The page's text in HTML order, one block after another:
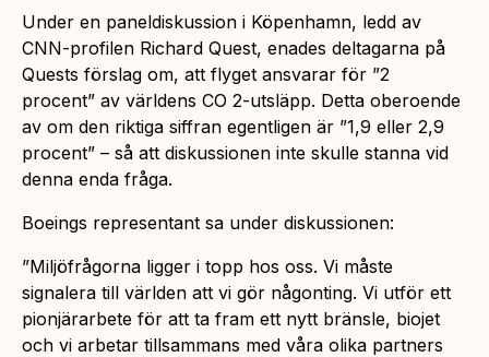
Under en paneldiskussion i Köpenhamn, ledd av
CNN-profilen Richard Quest, enades deltagarna på
Quests förslag om, att flyget ansvarar för ”2
procent” av världens CO 2-utsläpp. Detta oberoende
av om den riktiga siffran egentligen är ”1,9 eller 2,9
procent” – så att diskussionen inte skulle stanna vid
denna enda fråga.
Boeings representant sa under diskussionen:
”Miljöfrågorna ligger i topp hos oss. Vi måste
signalera till världen att vi gör någonting. Vi utför ett
pionjärarbete för att ta fram ett nytt bränsle, biojet
och vi arbetar tillsammans med våra olika partners